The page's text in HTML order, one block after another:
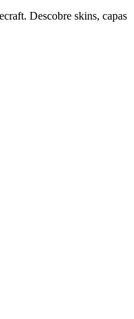
Descobre skins, capas